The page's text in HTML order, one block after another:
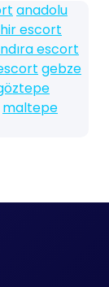
anadolu
escort
escort
gebze
maltepe